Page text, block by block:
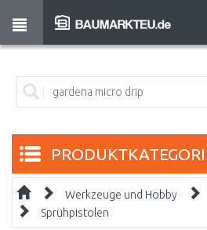
Werkzeuge und Hobby
Sprühpistolen